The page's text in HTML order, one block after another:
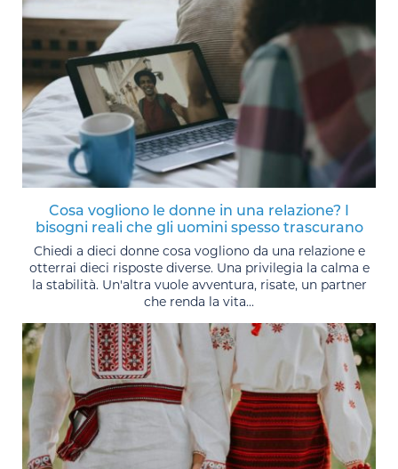
Cosa vogliono le donne in una relazione? I
bisogni reali che gli uomini spesso trascurano
Chiedi a dieci donne cosa vogliono da una relazione e
otterrai dieci risposte diverse. Una privilegia la calma e
la stabilità. Un'altra vuole avventura, risate, un partner
che renda la vita...